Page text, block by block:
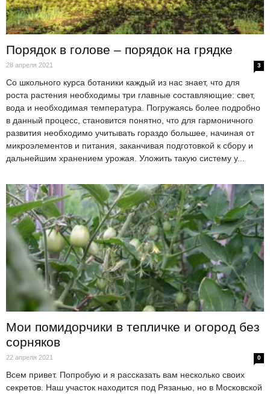
Порядок в голове – порядок на грядке
28 апреля 2021 3
Со школьного курса ботаники каждый из нас знает, что для
роста растения необходимы три главные составляющие: свет,
вода и необходимая температура. Погружаясь более подробно
в данный процесс, становится понятно, что для гармоничного
развития необходимо учитывать гораздо большее, начиная от
микроэлементов и питания, заканчивая подготовкой к сбору и
дальнейшим хранением урожая. Уложить такую систему у...
Мои помидорчики в тепличке и огород без
сорняков
22 апреля 2021 0
Всем привет. Попробую и я рассказать вам несколько своих
секретов. Наш участок находится под Рязанью, но в Московской